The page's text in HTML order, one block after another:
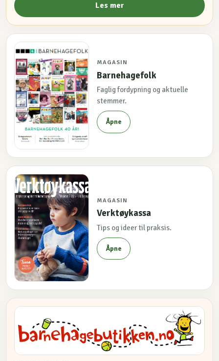
Les mer
MAGASIN
Barnehagefolk
Faglig fordypning og aktuelle
stemmer.
Åpne
MAGASIN
Verktøykassa
Tips og ideer til praksis.
Åpne